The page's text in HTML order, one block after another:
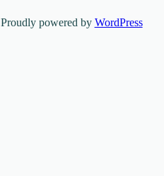
Proudly powered by WordPress